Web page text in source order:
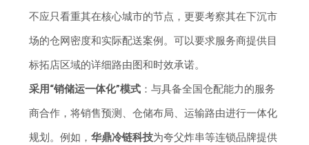
不应只看重其在核心城市的节点，更要考察其在下沉市
场的仓网密度和实际配送案例。可以要求服务商提供目
标拓店区域的详细路由图和时效承诺。
采用“销储运一体化”模式 ：与具备全国仓配能力的服务
商合作，将销售预测、仓储布局、运输路由进行一体化
规划。例如，华鼎冷链科技为夸父炸串等连锁品牌提供